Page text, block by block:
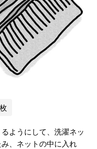
ようにして、洗濯ネッ
、ネットの中に入れ